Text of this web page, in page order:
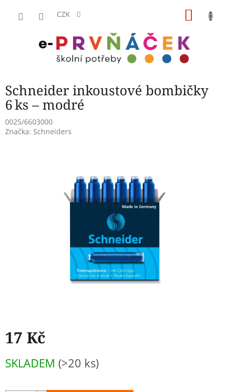
CZK
Schneider inkoustové bombičky
6 ks – modré
0025/6603000
Značka: Schneiders
17 Kč
cena:
SKLADEM (>20 ks)